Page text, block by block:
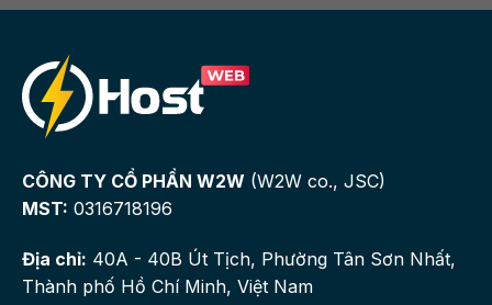
CÔNG TY CỔ PHẦN W2W (W2W co., JSC)
MST: 0316718196
Địa chỉ: 40A - 40B Út Tịch, Phường Tân Sơn Nhất,
Thành phố Hồ Chí Minh, Việt Nam